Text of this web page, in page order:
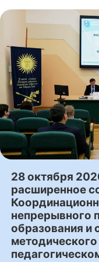
28 октября
расширенное
непрерывного
образования и